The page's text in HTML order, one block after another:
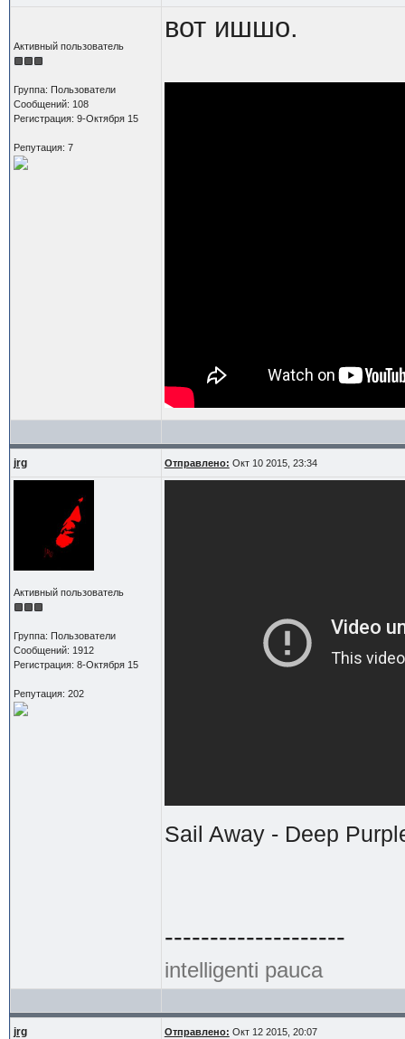
Активный пользователь
Группа: Пользователи
Сообщений: 108
Регистрация: 9-Октября 15
Репутация: 7
вот ишшо.
jrg Отправлено: Окт 10 2015, 23:34
Активный пользователь
Группа: Пользователи
Сообщений: 1912
Регистрация: 8-Октября 15
Репутация: 202
Sail Away - Deep
--------------------
intelligenti pauca
jrg Отправлено: Окт 12 2015, 20:07